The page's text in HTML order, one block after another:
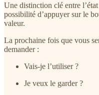
Une distinction clé entre
possibilité d’appuyer sur le
valeur.
La prochaine fois que vous
demander :
Vais-je l’utiliser ?
Je veux le garder ?